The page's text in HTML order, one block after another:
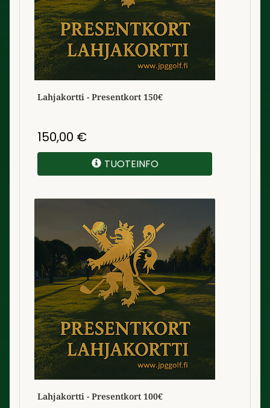
Lahjakortti - Presentkort 150€
150,00 €
TUOTEINFO
Lahjakortti - Presentkort 100€